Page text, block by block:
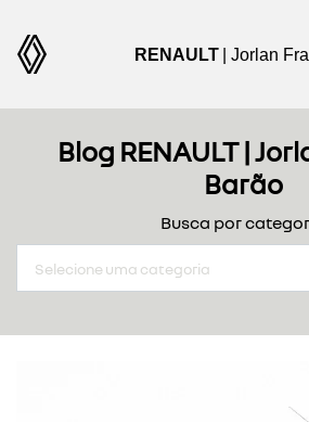
RENAULT | Jorlan
Blog RENAULT |
Barão
Busca por